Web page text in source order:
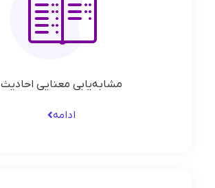
مشابه‌یابی معنایی احادیث
ادامه